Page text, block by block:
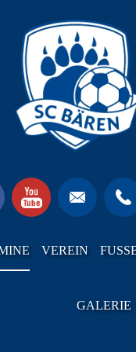
VEREIN
GALERIE